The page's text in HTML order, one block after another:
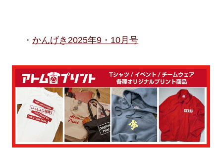
かんげき2025年9・10月号